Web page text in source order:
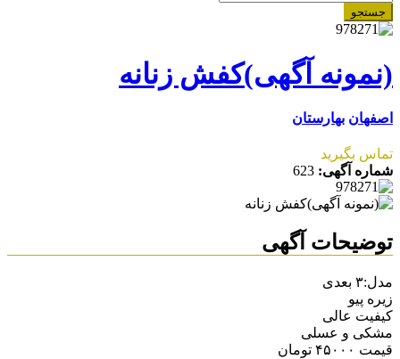
جستجو
(نمونه آگهی)کفش زنانه
اصفهان بهارستان
تماس بگیرید
شماره آگهی: 623
توضیحات آگهی
مدل:۳ بعدی
زیره پیو
کیفیت عالی
مشکی و عسلی
قیمت ۴۵۰۰۰ تومان